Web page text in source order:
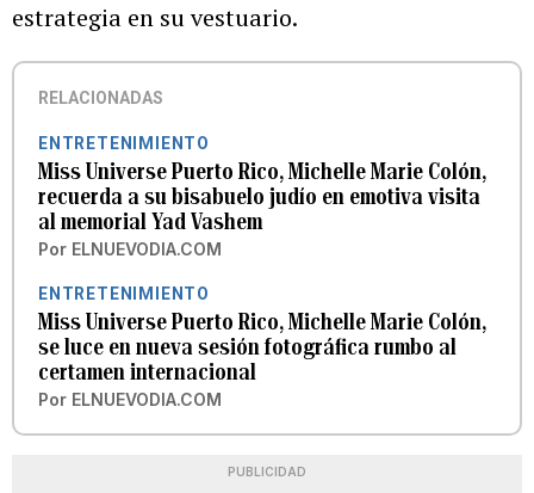
estrategia en su vestuario.
RELACIONADAS
ENTRETENIMIENTO
Miss Universe Puerto Rico, Michelle Marie Colón,
recuerda a su bisabuelo judío en emotiva visita
al memorial Yad Vashem
Por ELNUEVODIA.COM
ENTRETENIMIENTO
Miss Universe Puerto Rico, Michelle Marie Colón,
se luce en nueva sesión fotográfica rumbo al
certamen internacional
Por ELNUEVODIA.COM
PUBLICIDAD